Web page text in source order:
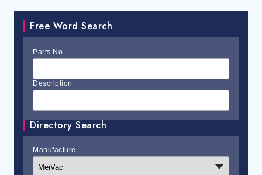
Free Word Search
Parts No.
Description
Directory Search
Manufacture